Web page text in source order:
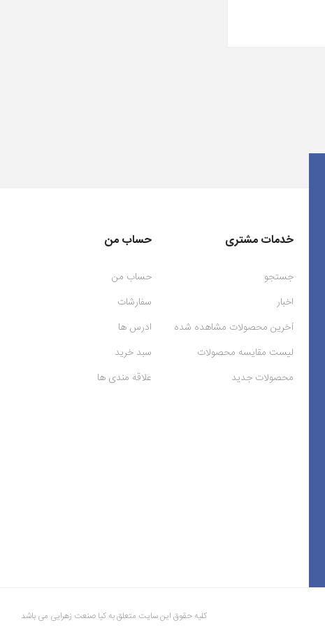
خدمات مشتری
جستجو
اخبار
آخرین محصولات مشاهده شده
لیست مقایسه محصولات
محصولات جدید
حساب من
حساب من
سفارشات
ادرس ها
سبد خرید
علاقه مندی ها
کلیه حقوق این سایت متعلق به کیا صنعت زهرایی می باشد